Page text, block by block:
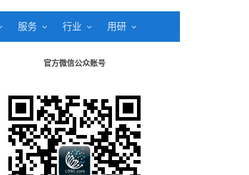
服务 行业 用研
官方微信公众账号